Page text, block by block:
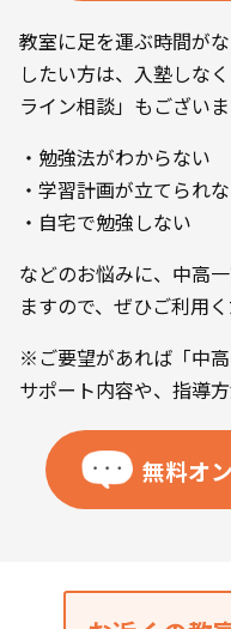
教室に足を運ぶ時間が
したい方は、入塾しな
ライン相談」もございま
・勉強法がわからない
・学習計画が立てられ
・自宅で勉強しない
などのお悩みに、中高
ますので、ぜひご利用く
※ご要望があれば「中
サポート内容や、指導
無料オ